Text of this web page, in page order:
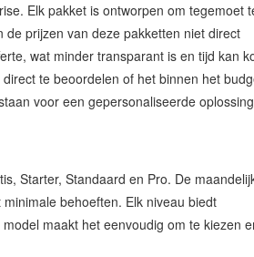
Elk pakket is ontworpen om tegemoet
prijzen van deze pakketten niet direct
wat minder transparant is en tijd kan
te beoordelen of het binnen het
voor een gepersonaliseerde
Starter, Standaard en Pro. De
behoeften. Elk niveau biedt
maakt het eenvoudig om te kiezen